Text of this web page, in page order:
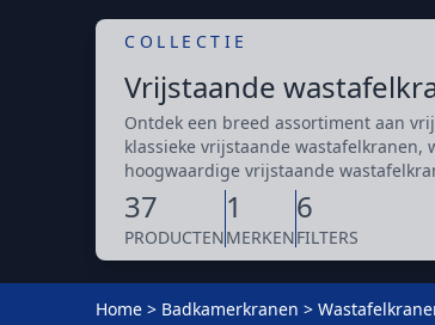
COLLECTIE
Vrijstaande
Ontdek een breed assortiment aan
klassieke vrijstaande
hoogwaardige vrijstaande
37
PRODUCTEN
1
MERKEN
6
FILTERS
Home > Badkamerkranen >